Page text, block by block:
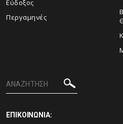
Εύδοξος
Περγαμηνές
ΕΠΙΚΟΙΝΩΝΙΑ: